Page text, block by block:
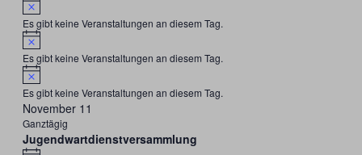
Es gibt keine Veranstaltungen an diesem Tag.
Hinweis
Es gibt keine Veranstaltungen an diesem Tag.
Hinweis
Es gibt keine Veranstaltungen an diesem Tag.
November 11
Ganztägig
Jugendwartdienstversammlung